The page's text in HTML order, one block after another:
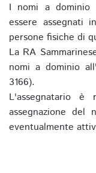
I nomi a dominio
essere assegnati
persone fisiche di
La RA
nomi a dominio
3166).
L'assegnatario è
assegnazione del
eventualmente